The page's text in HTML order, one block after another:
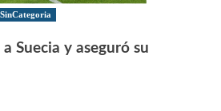
SinCategoria
Suecia y aseguró su